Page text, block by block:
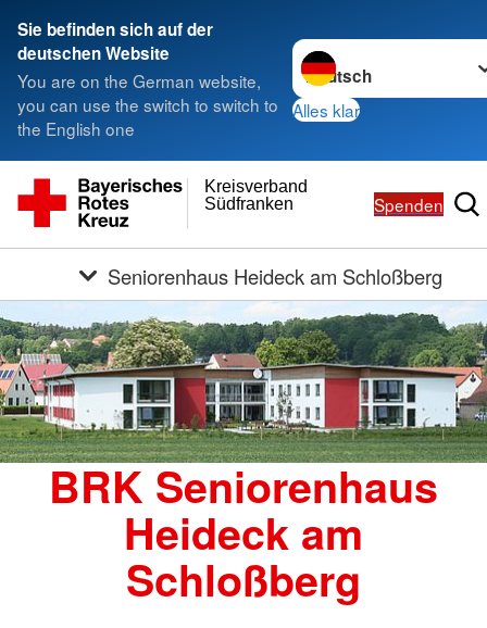
Sie befinden sich auf der
deutschen Website
You are on the German website,
you can use the switch to switch to
the English one
Sprache wechseln zu
Alles klar
Südfranken
Kreisverband
Spenden
Seniorenhaus Heideck am Schloßberg
BRK Seniorenhaus
Heideck am
Schloßberg